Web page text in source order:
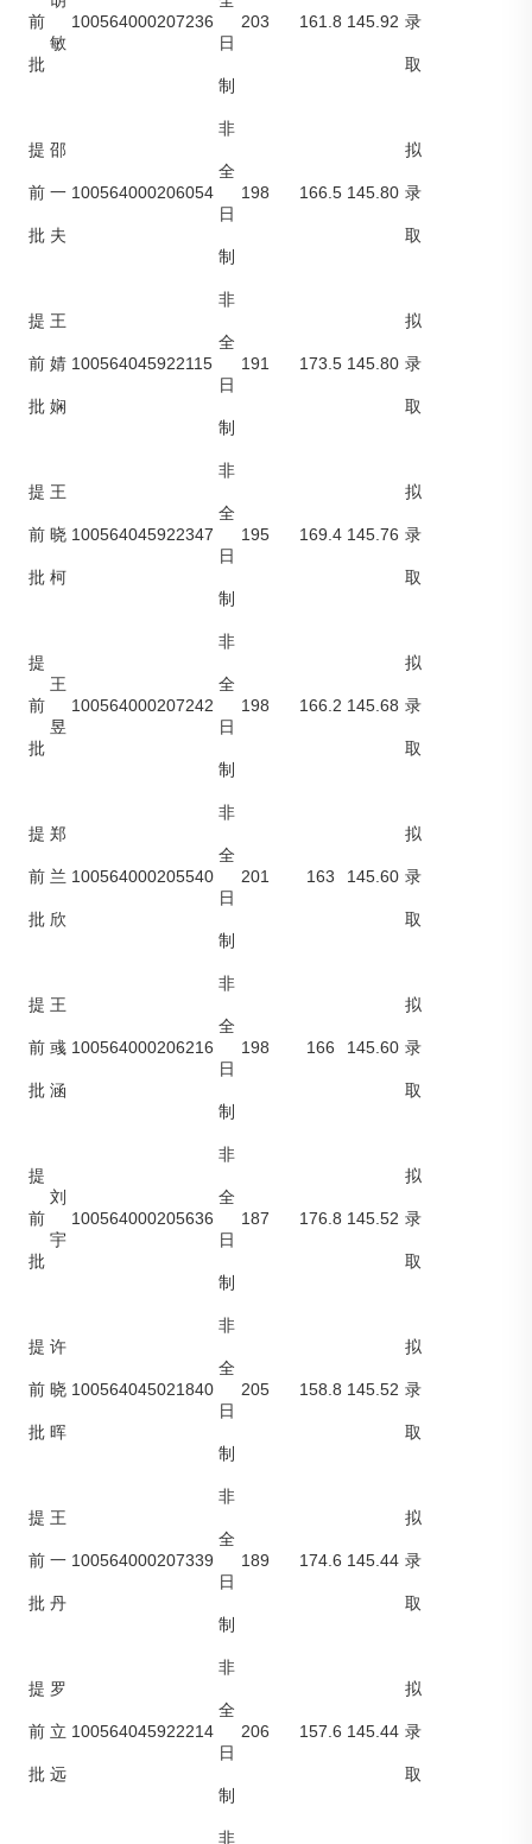
前
批
敏
100564000207236
日
制
203 161.8 145.92 录
取
提
前
批
邵
一
夫
100564000206054
非
全
日
制
198 166.5 145.80
拟
录
取
提
前
批
王
婧
娴
100564045922115
非
全
日
制
191 173.5 145.80
拟
录
取
提
前
批
王
晓
柯
100564045922347
非
全
日
制
195 169.4 145.76
拟
录
取
提
前
批
王
昱
100564000207242
非
全
日
制
198 166.2 145.68
拟
录
取
提
前
批
郑
兰
欣
100564000205540
非
全
日
制
201 163 145.60
拟
录
取
提
前
批
王
彧
涵
100564000206216
非
全
日
制
198 166 145.60
拟
录
取
提
前
批
刘
宇
100564000205636
非
全
日
制
187 176.8 145.52
拟
录
取
提
前
批
许
晓
晖
100564045021840
非
全
日
制
205 158.8 145.52
拟
录
取
提
前
批
王
一
丹
100564000207339
非
全
日
制
189 174.6 145.44
拟
录
取
提
前
批
罗
立
远
100564045922214
非
全
日
制
206 157.6 145.44
拟
录
取
非